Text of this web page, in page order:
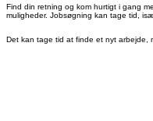
Find din retning og kom hurtigt i gang
muligheder. Jobsøgning kan tage tid,
Det kan tage tid at finde et nyt arbejde,